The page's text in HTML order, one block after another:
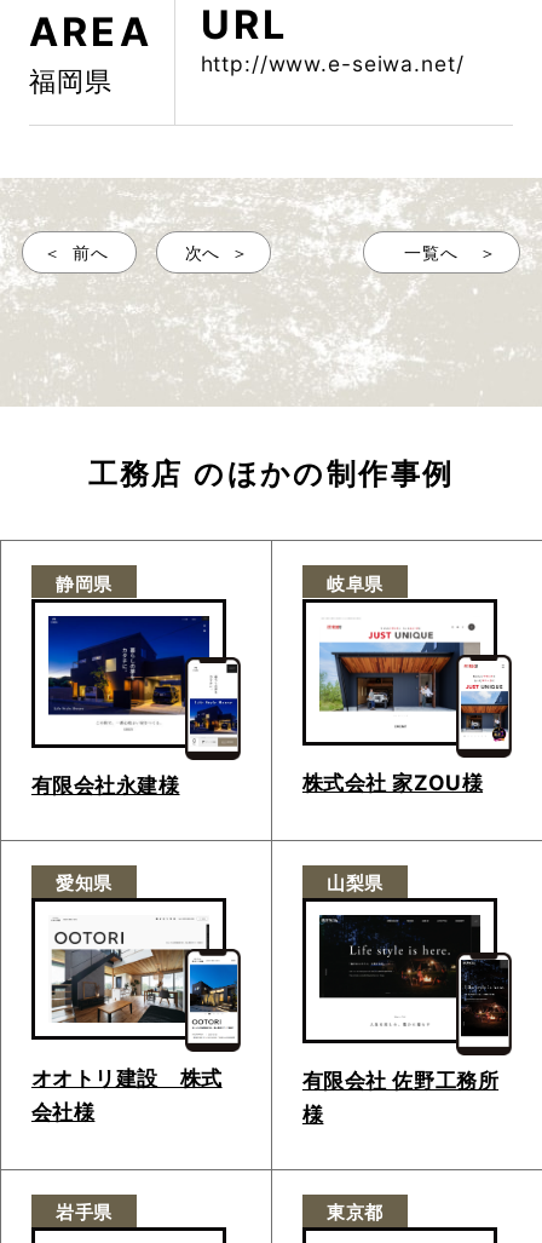
AREA
福岡県
URL
http://www.e-seiwa.net/
一覧へ
前へ 次へ
工務店 のほかの制作事例
静岡県
有限会社永建様
岐阜県
株式会社 家ZOU様
愛知県
オオトリ建設 株式
会社様
山梨県
有限会社 佐野工務所
様
岩手県 東京都